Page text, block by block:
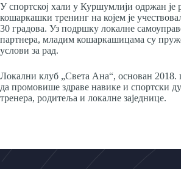
У спортској хали у Куршумлији одржан је
кошаркашки тренинг на којем је
30 градова. Уз подршку локалне
партнера, младим кошаркашицама су
услови за рад.
Локални клуб „Света Ана“, основан 2018.
да промовише здраве навике и спортски
тренера, родитеља и локалне заједнице.